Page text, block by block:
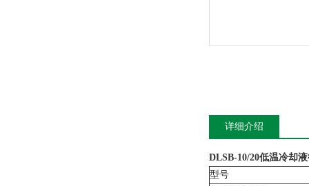
详细介绍
DLSB-10/20低温冷却
型号